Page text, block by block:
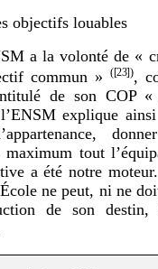
objectifs louables
a la volonté de «
commun »
([23]),
de son COP
explique
tout
a été notre
ne peut, ni ne
de son